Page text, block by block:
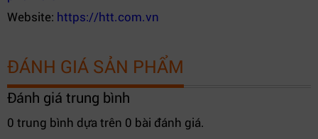
Website: https://htt.com.vn
ĐÁNH GIÁ SẢN PHẨM
Đánh giá trung bình
0 trung bình dựa trên 0 bài đánh giá.